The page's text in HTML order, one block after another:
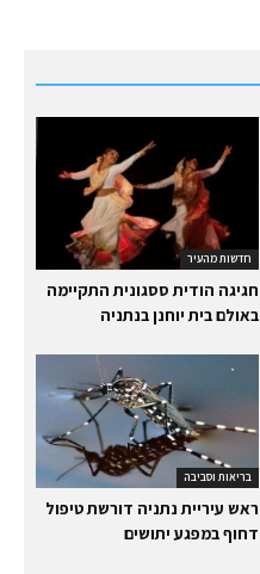
חדשות מהעיר
חגיגה הודית ססגונית התקיימה
באולם בית יוחנן בנתניה
בריאות וסביבה
ראש עיריית נתניה דורשת טיפול
דחוף במפגע יתושים